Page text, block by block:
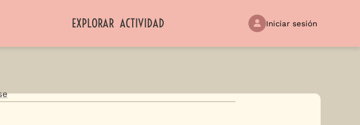
EXPLORAR ACTIVIDAD Iniciar sesión